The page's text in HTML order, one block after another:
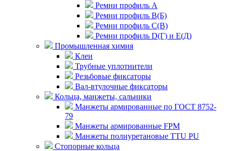
Ремни профиль А
Ремни профиль В(Б)
Ремни профиль С(В)
Ремни профиль D(Г) и E(Д)
Промышленная химия
Клеи
Трубные уплотнители
Резьбовые фиксаторы
Вал-втулочные фиксаторы
Кольца, манжеты, сальники
Манжеты армированные по ГОСТ 8752-
79
Манжеты армированные FPM
Манжеты полиуретановые TTU PU
Стопорные кольца